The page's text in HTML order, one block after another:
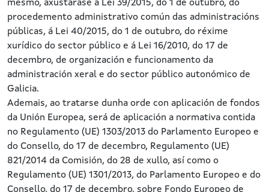
mesmo, axustarase á Lei 39/2015, do 1 de outubro, do
procedemento administrativo común das administracións
públicas, á Lei 40/2015, do 1 de outubro, do réxime
xurídico do sector público e á Lei 16/2010, do 17 de
decembro, de organización e funcionamento da
administración xeral e do sector público autonómico de
Galicia.
Ademais, ao tratarse dunha orde con aplicación de fondos
da Unión Europea, será de aplicación a normativa contida
no Regulamento (UE) 1303/2013 do Parlamento Europeo e
do Consello, do 17 de decembro, Regulamento (UE)
821/2014 da Comisión, do 28 de xullo, así como o
Regulamento (UE) 1301/2013, do Parlamento Europeo e do
Consello, do 17 de decembro, sobre Fondo Europeo de